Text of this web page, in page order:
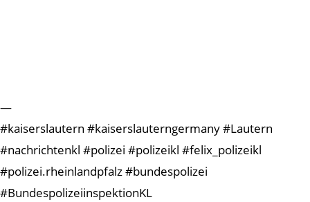
—
#kaiserslautern #kaiserslauterngermany #Lautern
#nachrichtenkl #polizei #polizeikl #felix_polizeikl
#polizei.rheinlandpfalz #bundespolizei
#BundespolizeiinspektionKL